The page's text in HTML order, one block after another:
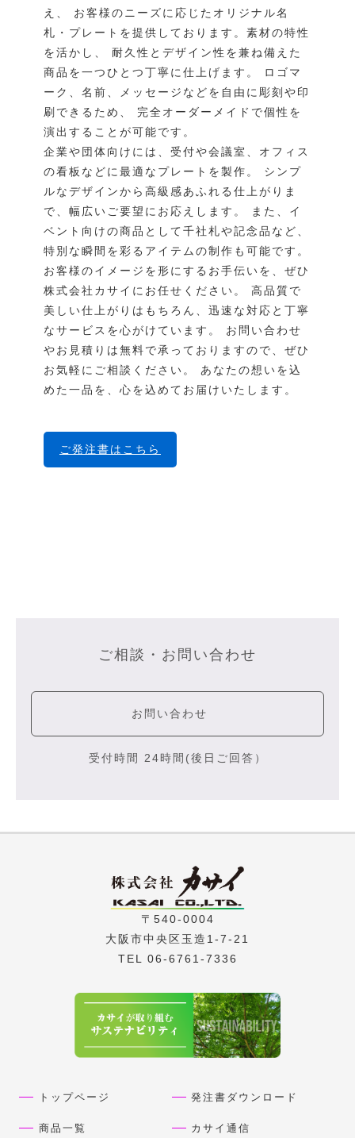
え、 お客様のニーズに応じたオリジナル名
札・プレートを提供しております。素材の特性
を活かし、 耐久性とデザイン性を兼ね備えた
商品を一つひとつ丁寧に仕上げます。 ロゴマ
ーク、名前、メッセージなどを自由に彫刻や印
刷できるため、 完全オーダーメイドで個性を
演出することが可能です。
企業や団体向けには、受付や会議室、オフィス
の看板などに最適なプレートを製作。 シンプ
ルなデザインから高級感あふれる仕上がりま
で、幅広いご要望にお応えします。 また、イ
ベント向けの商品として千社札や記念品など、
特別な瞬間を彩るアイテムの制作も可能です。
お客様のイメージを形にするお手伝いを、ぜひ
株式会社カサイにお任せください。 高品質で
美しい仕上がりはもちろん、迅速な対応と丁寧
なサービスを心がけています。 お問い合わせ
やお見積りは無料で承っておりますので、ぜひ
お気軽にご相談ください。 あなたの想いを込
めた一品を、心を込めてお届けいたします。
ご発注書はこちら
ご相談・お問い合わせ
お問い合わせ
受付時間 24時間(後日ご回答）
〒540-0004
大阪市中央区玉造1-7-21
TEL 06-6761-7336
トップページ
商品一覧
発注書ダウンロード
カサイ通信